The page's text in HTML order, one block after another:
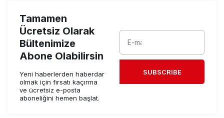
Tamamen
Ücretsiz Olarak
Bültenimize
Abone Olabilirsin
Yeni haberlerden haberdar
olmak için fırsatı kaçırma
ve ücretsiz e-posta
aboneliğini hemen başlat.
SUBSCRIBE